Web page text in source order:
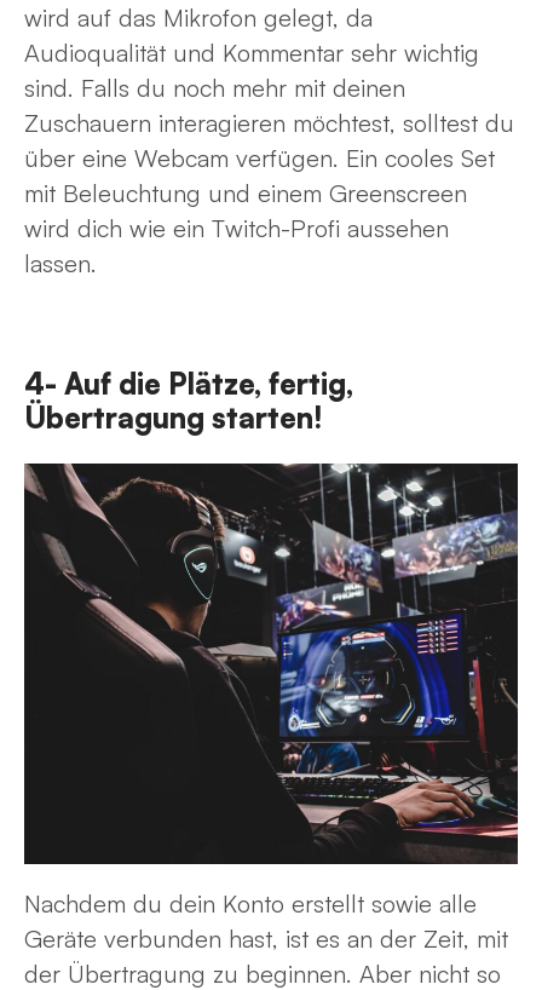
wird auf das Mikrofon gelegt, da
Audioqualität und Kommentar sehr wichtig
sind. Falls du noch mehr mit deinen
Zuschauern interagieren möchtest, solltest du
über eine Webcam verfügen. Ein cooles Set
mit Beleuchtung und einem Greenscreen
wird dich wie ein Twitch-Profi aussehen
lassen.
4- Auf die Plätze, fertig,
Übertragung starten!
Nachdem du dein Konto erstellt sowie alle
Geräte verbunden hast, ist es an der Zeit, mit
der Übertragung zu beginnen. Aber nicht so